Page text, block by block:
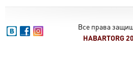
Все права
HABARTORG